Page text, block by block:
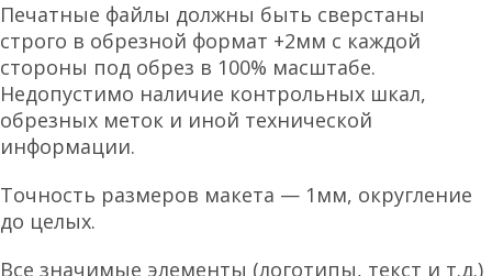
Печатные файлы должны быть сверстаны
строго в обрезной формат +2мм с каждой
стороны под обрез в 100% масштабе.
Недопустимо наличие контрольных шкал,
обрезных меток и иной технической
информации.
Точность размеров макета — 1мм, округление
до целых.
Все значимые элементы (логотипы, текст и т.д.)